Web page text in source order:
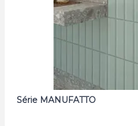
Série MANUFATTO